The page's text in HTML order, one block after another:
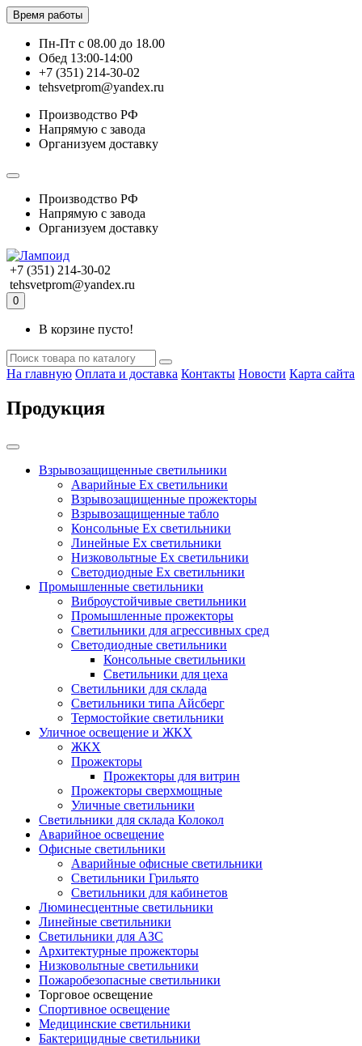
Время работы
Пн-Пт с 08.00 до 18.00
Обед 13:00-14:00
+7 (351) 214-30-02
tehsvetprom@yandex.ru
Производство РФ
Напрямую с завода
Организуем доставку
Производство РФ
Напрямую с завода
Организуем доставку
+7 (351) 214-30-02
tehsvetprom@yandex.ru
0
В корзине пусто!
На главную Оплата и доставка Контакты Новости Карта сайта
Продукция
Взрывозащищенные светильники
Аварийные Ex светильники
Взрывозащищенные прожекторы
Взрывозащищенные табло
Консольные Ех светильники
Линейные Ex светильники
Низковольтные Ex светильники
Светодиодные Ex светильники
Промышленные светильники
Виброустойчивые светильники
Промышленные прожекторы
Светильники для агрессивных сред
Светодиодные светильники
Консольные светильники
Светильники для цеха
Светильники для склада
Светильники типа Айсберг
Термостойкие светильники
Уличное освещение и ЖКХ
ЖКХ
Прожекторы
Прожекторы для витрин
Прожекторы сверхмощные
Уличные светильники
Светильники для склада Колокол
Аварийное освещение
Офисные светильники
Аварийные офисные светильники
Светильники Грильято
Светильники для кабинетов
Люминесцентные светильники
Линейные светильники
Светильники для АЗС
Архитектурные прожекторы
Низковольтные светильники
Пожаробезопасные светильники
Торговое освещение
Спортивное освещение
Медицинские светильники
Бактерицидные светильники